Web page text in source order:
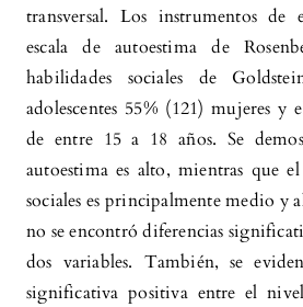
transversal. Los instrumentos de
escala de autoestima de
habilidades sociales de
adolescentes 55% (121) mujeres y
de entre 15 a 18 años. Se
autoestima es alto, mientras que
sociales es principalmente medio y
no se encontró diferencias
dos variables. También, se
significativa positiva entre el